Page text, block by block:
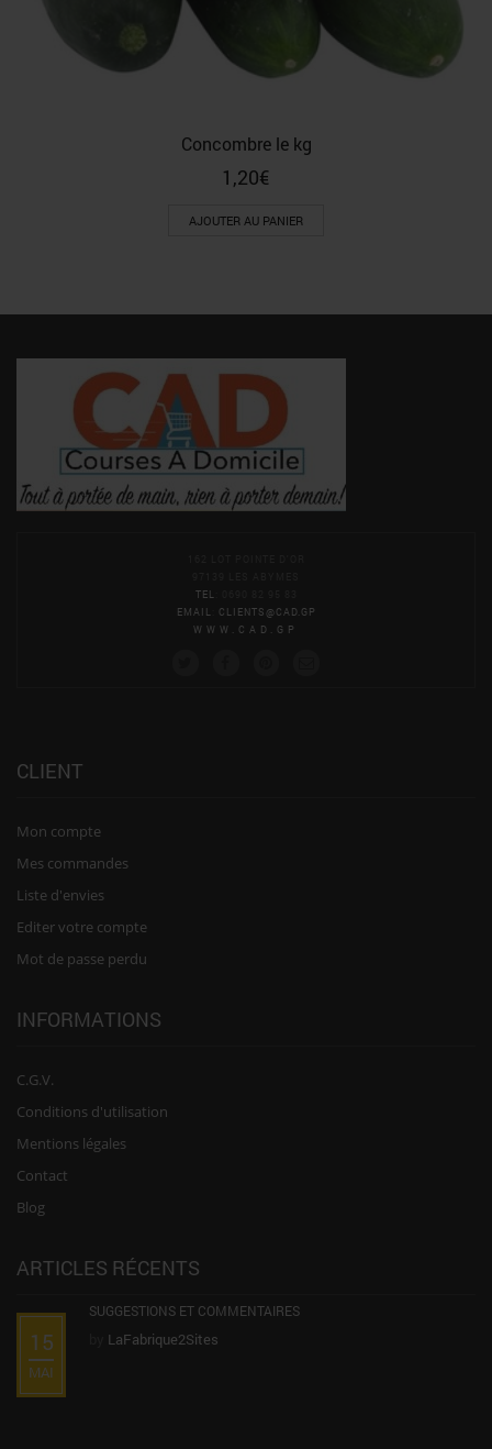
Concombre le kg
1,20€
AJOUTER AU PANIER
TEL
EMAIL
CLIENTS@CAD.GP
WWW.CAD.GP
CLIENT
Mon compte
Mes commandes
Liste d'envies
Editer votre compte
Mot de passe perdu
INFORMATIONS
C.G.V.
Conditions d'utilisation
Mentions légales
Contact
Blog
ARTICLES RÉCENTS
15
MAI
SUGGESTIONS ET COMMENTAIRES
LaFabrique2Sites